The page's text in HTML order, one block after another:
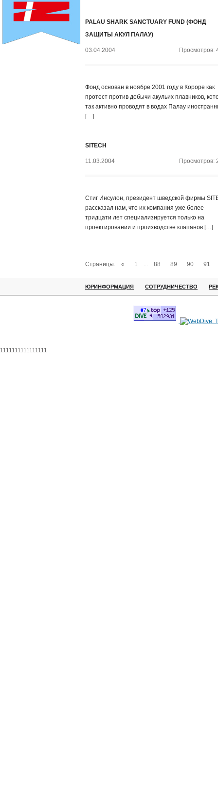
PALAU SHARK SANCTUARY FUND (ФОНД
ЗАЩИТЫ АКУЛ ПАЛАУ)
03.04.2004 Просмотров:
Фонд основан в ноябре 2001 году в Короре как
протест против добычи акульих плавников,
так активно проводят в водах Палау
[…]
SITECH
11.03.2004 Просмотров:
Стиг Инсулон, президент шведской фирмы
рассказал нам, что их компания уже более
тридцати лет специализируется только на
проектировании и производстве клапанов […]
Страницы: « 1 ... 88 89 90 91
ЮРИНФОРМАЦИЯ СОТРУДНИЧЕСТВО
1111111111111111